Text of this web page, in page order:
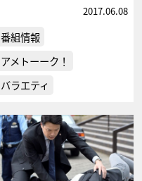
2017.06.08
番組情報
アメトーーク！
バラエティ